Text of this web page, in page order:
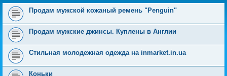
Продам мужской кожаный ремень "Penguin"
Продам мужские джинсы. Куплены в Англии
Стильная молодежная одежда на inmarket.in.ua
Коньки